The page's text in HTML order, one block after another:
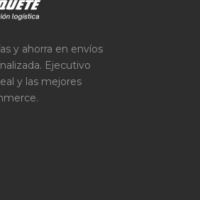
y ahorra en envíos
Ejecutivo
y las mejores